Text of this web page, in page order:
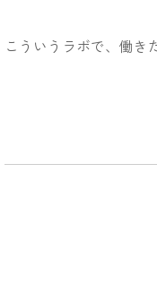
こういうラボで、働き